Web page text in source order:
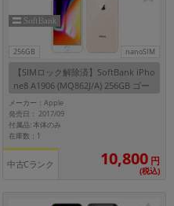
256GB nanoSIM
【SIMロック解除済】SoftBank iPho
ne8 A1906 (MQ862J/A) 256GB ゴー
ルド
メーカー：Apple
発売日： 2017/09
付属品: 本体のみ
在庫数：1
中古Cランク 10,800 円
(税込)